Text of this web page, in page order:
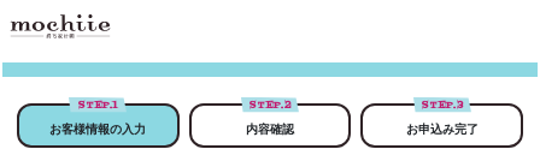
STEP.1
お客様情報の入力
STEP.2
内容確認
STEP.3
お申込み完了